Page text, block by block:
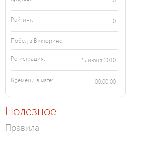
Рейтинг: 0
Побед в Викторине:
Регистрация: 25 июня 2010
Времени в чате: 00:00:00
Полезное
Правила